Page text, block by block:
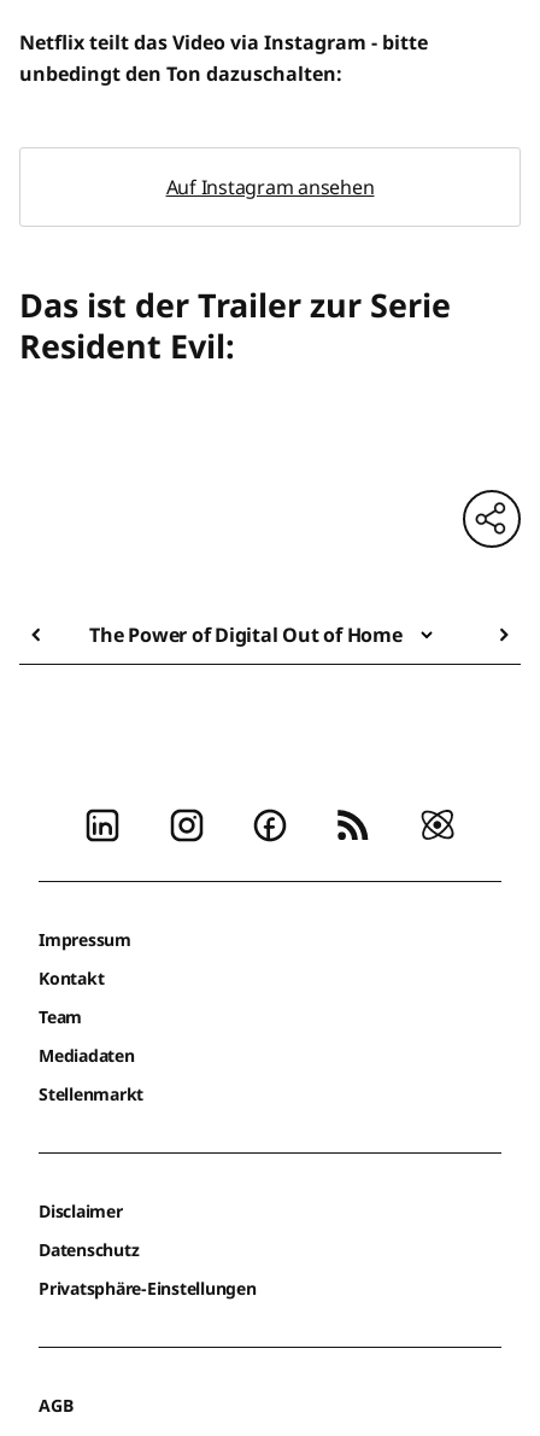
Netflix teilt das Video via Instagram - bitte
unbedingt den Ton dazuschalten:
Auf Instagram ansehen
Das ist der Trailer zur Serie
Resident Evil:
The Power of Digital Out of Home
Impressum
Kontakt
Team
Mediadaten
Stellenmarkt
Disclaimer
Datenschutz
Privatsphäre-Einstellungen
AGB